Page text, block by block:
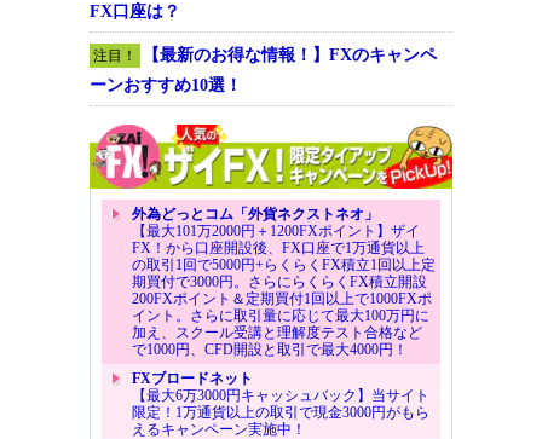
FX口座は？
注目！
【最新のお得な情報！】FXのキャンペ
ーンおすすめ10選！
外為どっとコム「外貨ネクストネオ」
【最大101万2000円＋1200FXポイント】ザイ
FX！から口座開設後、FX口座で1万通貨以上
の取引1回で5000円+らくらくFX積立1回以上定
期買付で3000円。さらにらくらくFX積立開設
200FXポイント＆定期買付1回以上で1000FXポ
イント。さらに取引量に応じて最大100万円に
加え、スクール受講と理解度テスト合格など
で1000円、CFD開設と取引で最大4000円！
FXブロードネット
【最大6万3000円キャッシュバック】当サイト
限定！1万通貨以上の取引で現金3000円がもら
えるキャンペーン実施中！